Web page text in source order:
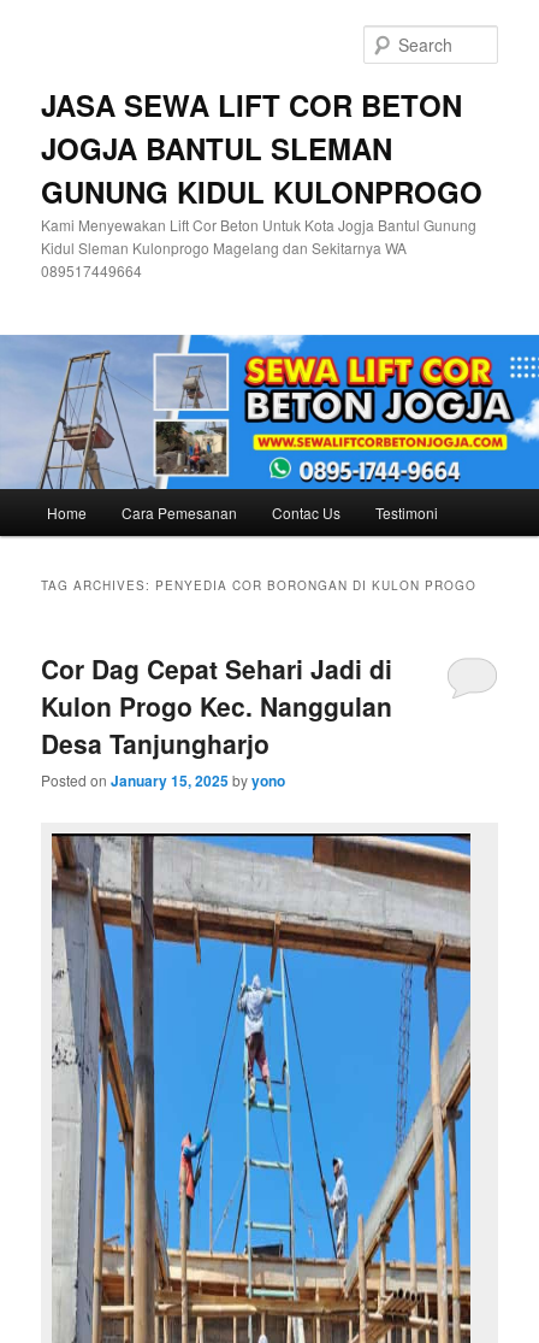
JASA SEWA LIFT COR BETON
JOGJA BANTUL SLEMAN
GUNUNG KIDUL KULONPROGO
Kami Menyewakan Lift Cor Beton Untuk Kota Jogja Bantul Gunung
Kidul Sleman Kulonprogo Magelang dan Sekitarnya WA
089517449664
Home Cara Pemesanan Contac Us Testimoni
TAG ARCHIVES: PENYEDIA COR BORONGAN DI KULON PROGO
Cor Dag Cepat Sehari Jadi di
Kulon Progo Kec. Nanggulan
Desa Tanjungharjo
Posted onJanuary 15, 2025byyono